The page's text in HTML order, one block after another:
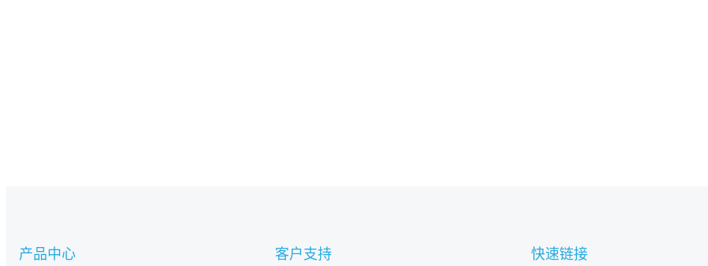
产品中心 客户支持 快速链接